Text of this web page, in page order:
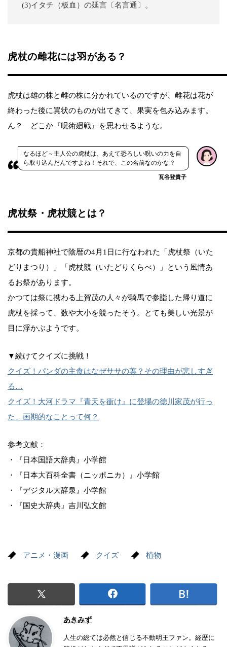
(3)イタチ（板血）の延言〔名言通〕。
虎杖の雌花には羽がある？
虎杖は雄の株と雌の株に分かれているのですが、雌花は花が
終わった後に翼状のものが出てきて、果実を包み込みます。
ん？ どこか『呪術廻戦』を思わせるような。
なるほど～主人公の虎杖は、あえて恐ろしい呪いの力を自
ら取り込んだんですよね！それで、この名前なのかな？
瓦谷登貴子
虎杖祭・虎杖競とは？
京都の貴船神社で陰暦の4月1日に行なわれた「虎杖祭（いた
どりまつり）」「虎杖競（いたどりくらべ）」という風情あ
るお祭があります。
かつては祭に携わる上賀茂の人々が騎馬で参詣した帰り道に
虎杖を採って、数や大小を競ったそう。とても美しい光景が
目に浮かぶようです。
▼続けてクイズに挑戦！
クイズ！パンダの主食はなぜササの葉？その理由が悲しすぎ
る…
クイズ！大河ドラマ『青天を衝け』に登場の徳川家茂が行っ
た、画期的なことって何？
参考文献：
・『日本国語大辞典』小学館
・『日本大百科全書（ニッポニカ）』小学館
・『デジタル大辞泉』小学館
・『国史大辞典』吉川弘文館
アニメ・漫画 クイズ 植物
あきみず
人生の総ては必然と信じる不動明王ファン。経歴に